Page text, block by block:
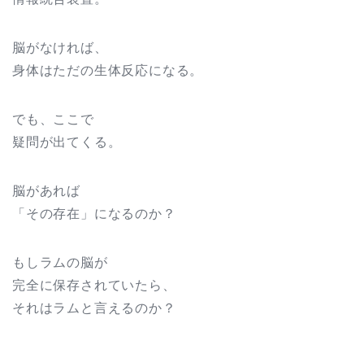
脳がなければ、
身体はただの生体反応になる。
でも、ここで
疑問が出てくる。
脳があれば
「その存在」になるのか？
もしラムの脳が
完全に保存されていたら、
それはラムと言えるのか？